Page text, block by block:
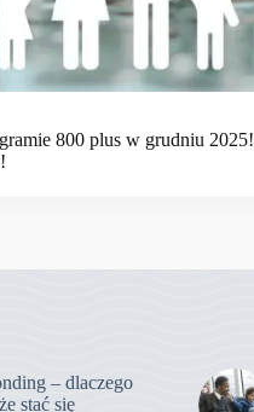
800 plus w grudniu 2025!
– dlaczego
stać się